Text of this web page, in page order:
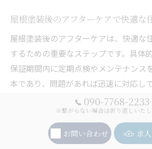
屋根塗装後のアフターケアで快適な
屋根塗装後のアフターケアは、快適な
するための重要なステップです。具体
保証期間内に定期点検やメンテナンス
本であり、問題があれば迅速に対応し
を選び、信頼できるアフターサービス
090-7768-2233
※繋がらない場合は折り返しいたし
お問い合わせ 求